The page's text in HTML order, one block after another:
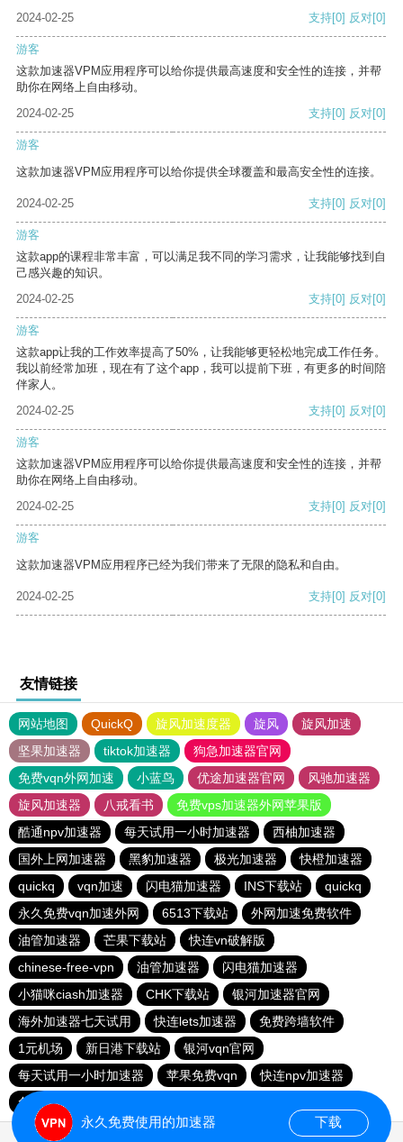
2024-02-25
支持[0] 反对[0]
游客
这款加速器VPM应用程序可以给你提供最高速度和安全性的连接，并帮
助你在网络上自由移动。
2024-02-25
支持[0] 反对[0]
游客
这款加速器VPM应用程序可以给你提供全球覆盖和最高安全性的连接。
2024-02-25 支持[0] 反对[0]
游客
这款app的课程非常丰富，可以满足我不同的学习需求，让我能够找到自
己感兴趣的知识。
2024-02-25
支持[0] 反对[0]
游客
这款app让我的工作效率提高了50%，让我能够更轻松地完成工作任务。
我以前经常加班，现在有了这个app，我可以提前下班，有更多的时间陪
伴家人。
2024-02-25
支持[0] 反对[0]
游客
这款加速器VPM应用程序可以给你提供最高速度和安全性的连接，并帮
助你在网络上自由移动。
2024-02-25
支持[0] 反对[0]
游客
这款加速器VPM应用程序已经为我们带来了无限的隐私和自由。
2024-02-25 支持[0] 反对[0]
友情链接
网站地图 QuickQ 旋风加速度器 旋风
旋风加速
坚果加速器
tiktok加速器
狗急加速器官网
免费vqn外网加速
小蓝鸟 优途加速器官网
风驰加速器
旋风加速器
八戒看书
免费vps加速器外网苹果版
酷通npv加速器
每天试用一小时加速器
西柚加速器
国外上网加速器
黑豹加速器 极光加速器
快橙加速器
quickq
vqn加速 闪电猫加速器 INS下载站
quickq
永久免费vqn加速外网
6513下载站
外网加速免费软件
油管加速器
芒果下载站
快连vn破解版
chinese-free-vpn
油管加速器
闪电猫加速器
小猫咪ciash加速器
CHK下载站
银河加速器官网
海外加速器七天试用
快连lets加速器
免费跨墙软件
1元机场
新日港下载站
银河vqn官网
每天试用一小时加速器
苹果免费vqn
快连npv加速器
免费vqn加速
永久免费使用的加速器 下载